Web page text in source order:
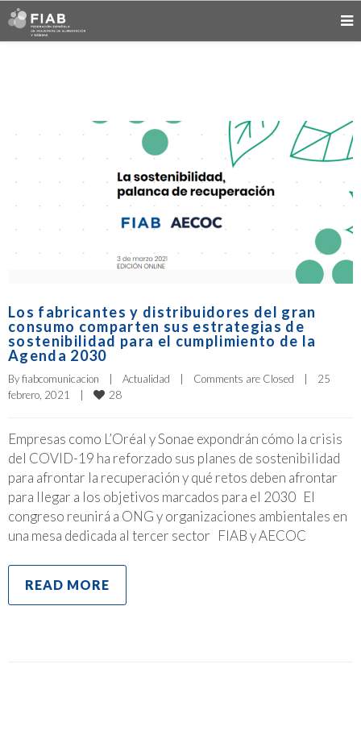
Los fabricantes y distribuidores del gran
consumo comparten sus estrategias de
sostenibilidad para el cumplimiento de la
Agenda 2030
By fiabcomunicacion Actualidad Comments are Closed
25
febrero, 2021
28
Empresas como L’Oréal y Sonae expondrán cómo la crisis
del COVID-19 ha reforzado sus planes de sostenibilidad
para afrontar la recuperación y qué retos deben afrontar
para llegar a los objetivos marcados para el 2030 El
congreso reunirá a ONG y organizaciones ambientales en
una mesa dedicada al tercer sector FIAB y AECOC
READ MORE